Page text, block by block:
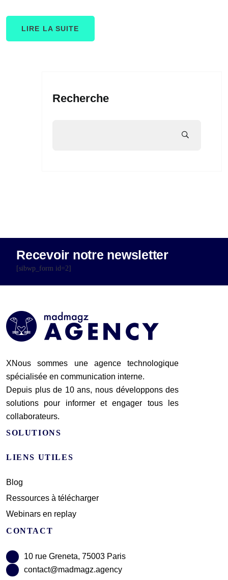
LIRE LA SUITE
Recherche
Recevoir notre newsletter
[sibwp_form id=2]
XNous sommes une agence technologique
spécialisée en communication interne.
Depuis plus de 10 ans, nous développons des
solutions pour informer et engager tous les
collaborateurs.
SOLUTIONS
LIENS UTILES
Blog
Ressources à télécharger
Webinars en replay
CONTACT
10 rue Greneta, 75003 Paris
contact@madmagz.agency